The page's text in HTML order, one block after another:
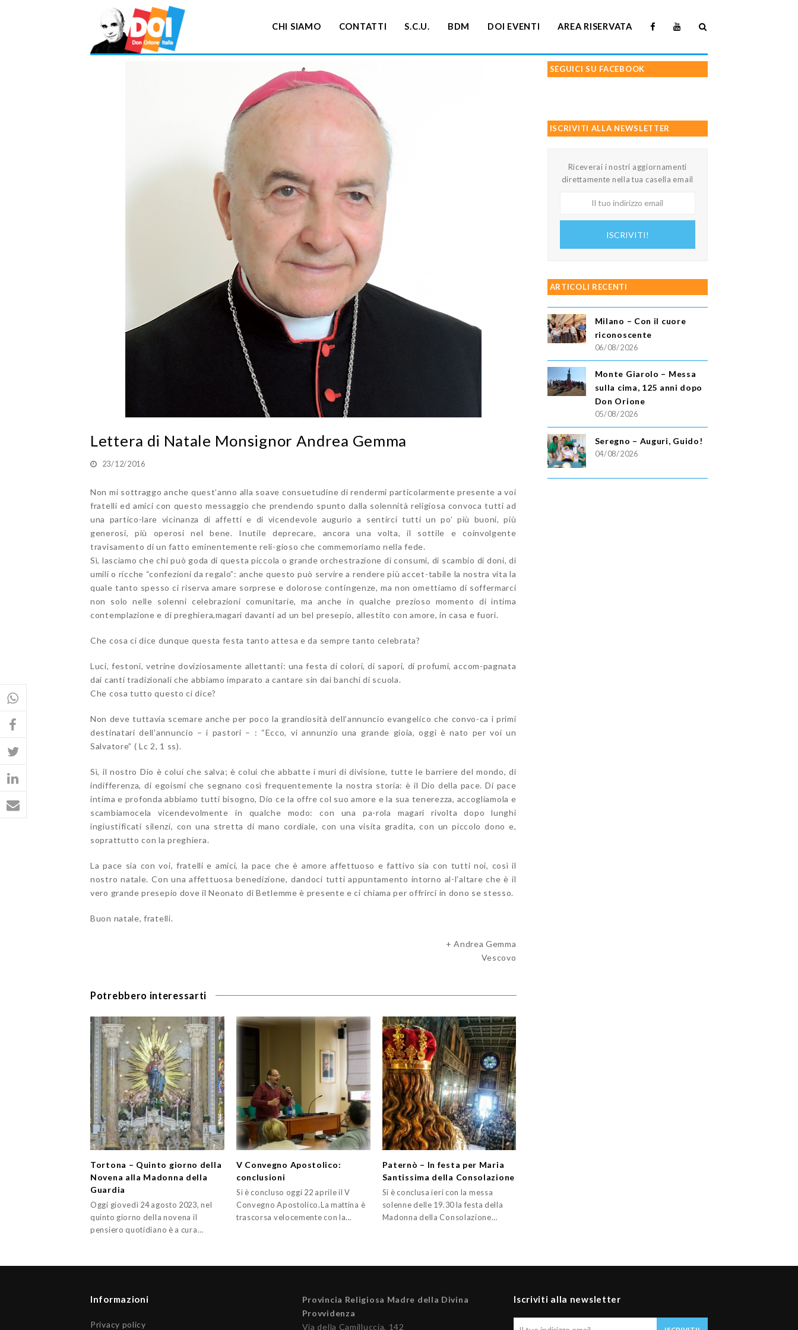
CHI SIAMO CONTATTI S.C.U. BDM DOI EVENTI AREA RISERVATA
Lettera di Natale Monsignor Andrea Gemma
23/12/2016
Non mi sottraggo anche quest’anno alla soave consuetudine di rendermi particolarmente presente a voi
fratelli ed amici con questo messaggio che prendendo spunto dalla solennità religiosa convoca tutti ad
una partico-lare vicinanza di affetti e di vicendevole augurio a sentirci tutti un po’ più buoni, più
generosi, più operosi nel bene. Inutile deprecare, ancora una volta, il sottile e coinvolgente
travisamento di un fatto eminentemente reli-gioso che commemoriamo nella fede.
Sì, lasciamo che chi può goda di questa piccola o grande orchestrazione di consumi, di scambio di doni, di
umili o ricche “confezioni da regalo”: anche questo può servire a rendere più accet-tabile la nostra vita la
quale tanto spesso ci riserva amare sorprese e dolorose contingenze, ma non omettiamo di soffermarci
non solo nelle solenni celebrazioni comunitarie, ma anche in qualche prezioso momento di intima
contemplazione e di preghiera,magari davanti ad un bel presepio, allestito con amore, in casa e fuori.
Che cosa ci dice dunque questa festa tanto attesa e da sempre tanto celebrata?
Luci, festoni, vetrine doviziosamente allettanti: una festa di colori, di sapori, di profumi, accom-pagnata
dai canti tradizionali che abbiamo imparato a cantare sin dai banchi di scuola.
Che cosa tutto questo ci dice?
Non deve tuttavia scemare anche per poco la grandiosità dell’annuncio evangelico che convo-ca i primi
destinatari dell’annuncio – i pastori – : “Ecco, vi annunzio una grande gioia, oggi è nato per voi un
Salvatore” ( Lc 2, 1 ss).
Sì, il nostro Dio è colui che salva; è colui che abbatte i muri di divisione, tutte le barriere del mondo, di
indifferenza, di egoismi che segnano così frequentemente la nostra storia: è il Dio della pace. Di pace
intima e profonda abbiamo tutti bisogno, Dio ce la offre col suo amore e la sua tenerezza, accogliamola e
scambiamocela vicendevolmente in qualche modo: con una pa-rola magari rivolta dopo lunghi
ingiustificati silenzi, con una stretta di mano cordiale, con una visita gradita, con un piccolo dono e,
soprattutto con la preghiera.
La pace sia con voi, fratelli e amici, la pace che è amore affettuoso e fattivo sia con tutti noi, così il
nostro natale. Con una affettuosa benedizione, dandoci tutti appuntamento intorno al-l’altare che è il
vero grande presepio dove il Neonato di Betlemme è presente e ci chiama per offrirci in dono se stesso.
Buon natale, fratelli.
+ Andrea Gemma
Vescovo
Potrebbero interessarti
Tortona – Quinto giorno della
Novena alla Madonna della
Guardia
Oggi giovedì 24 agosto 2023, nel
quinto giorno della novena il
pensiero quotidiano è a cura…
V Convegno Apostolico:
conclusioni
Si è concluso oggi 22 aprile il V
Convegno Apostolico.La mattina è
trascorsa velocemente con la…
Paternò – In festa per Maria
Santissima della Consolazione
Si è conclusa ieri con la messa
solenne delle 19.30 la festa della
Madonna della Consolazione…
SEGUICI SU FACEBOOK
ISCRIVITI ALLA NEWSLETTER
Riceverai i nostri aggiornamenti
direttamente nella tua casella email
ISCRIVITI!
ARTICOLI RECENTI
Milano – Con il cuore
riconoscente
06/08/2026
Monte Giarolo – Messa
sulla cima, 125 anni dopo
Don Orione
05/08/2026
Seregno – Auguri, Guido!
04/08/2026
Informazioni
Privacy policy
Provincia Religiosa Madre della Divina
Provvidenza
Via della Camilluccia, 142
Iscriviti alla newsletter